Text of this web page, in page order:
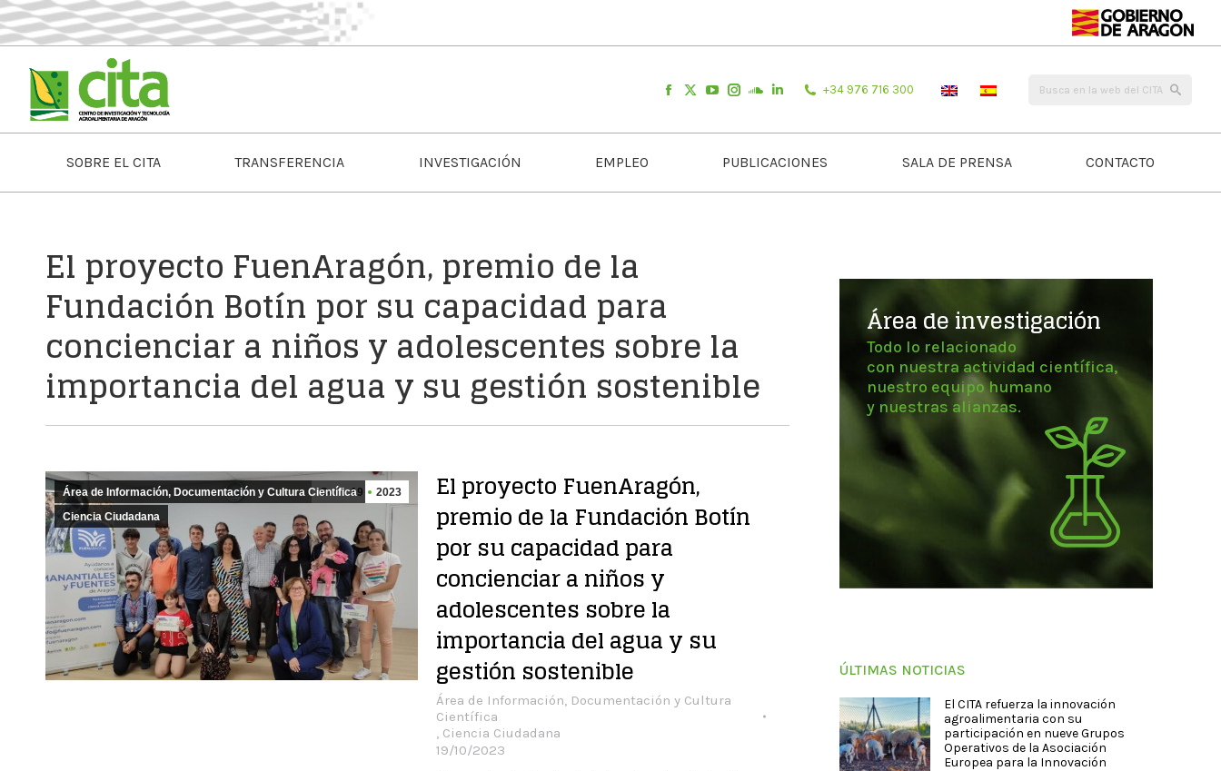
+34 976 716 300
SOBRE EL CITA TRANSFERENCIA INVESTIGACIÓN EMPLEO PUBLICACIONES SALA DE PRENSA CONTACTO
El proyecto FuenAragón, premio de la
Fundación Botín por su capacidad para
concienciar a niños y adolescentes sobre la
importancia del agua y su gestión sostenible
Oct 19 2023
Área de Información, Documentación y Cultura Científica
Ciencia Ciudadana
El proyecto FuenAragón,
premio de la Fundación Botín
por su capacidad para
concienciar a niños y
adolescentes sobre la
importancia del agua y su
gestión sostenible
Área de Información, Documentación y Cultura
Científica
, Ciencia Ciudadana
19/10/2023
Área de investigación
Todo lo relacionado
con nuestra actividad científica,
nuestro equipo humano
y nuestras alianzas.
ÚLTIMAS NOTICIAS
El CITA refuerza la innovación
agroalimentaria con su
participación en nueve Grupos
Operativos de la Asociación
Europea para la Innovación